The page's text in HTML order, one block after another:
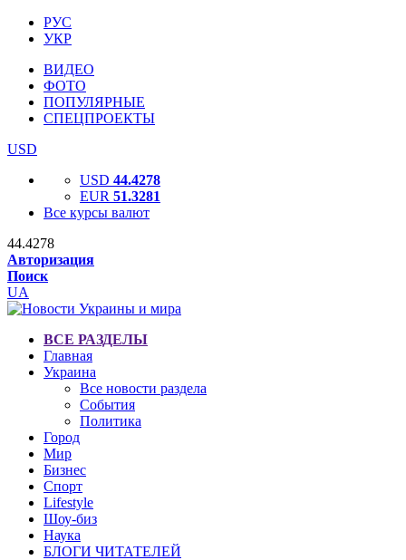
РУС
УКР
ВИДЕО
ФОТО
ПОПУЛЯРНЫЕ
СПЕЦПРОЕКТЫ
USD
USD 44.4278
EUR 51.3281
Все курсы валют
44.4278
Авторизация
Поиск
UA
ВСЕ РАЗДЕЛЫ
Главная
Украина
Все новости раздела
События
Политика
Город
Мир
Бизнес
Спорт
Lifestyle
Шоу-биз
Наука
БЛОГИ ЧИТАТЕЛЕЙ